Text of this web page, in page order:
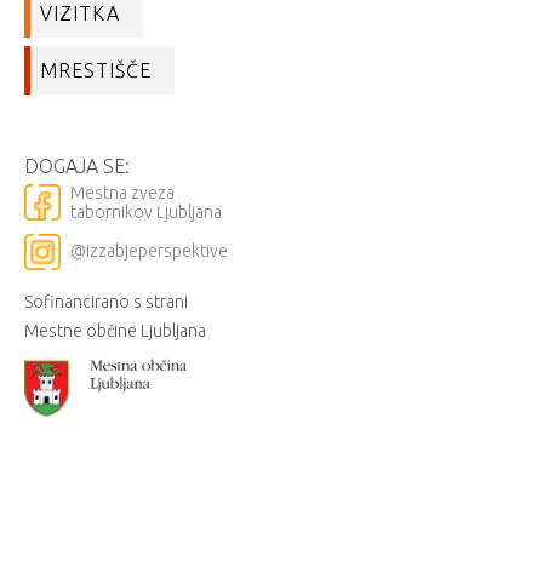
VIZITKA
MRESTIŠČE
DOGAJA SE:
Mestna zveza
tabornikov Ljubljana
@izzabjeperspektive
Sofinancirano s strani
Mestne občine Ljubljana